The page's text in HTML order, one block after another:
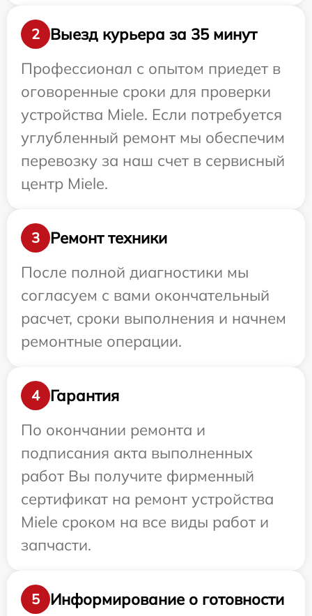
2
Выезд курьера за 35 минут
Профессионал с опытом приедет в
оговоренные сроки для проверки
устройства Miele. Если потребуется
углубленный ремонт мы обеспечим
перевозку за наш счет в сервисный
центр Miele.
3
Ремонт техники
После полной диагностики мы
согласуем с вами окончательный
расчет, сроки выполнения и начнем
ремонтные операции.
4
Гарантия
По окончании ремонта и
подписания акта выполненных
работ Вы получите фирменный
сертификат на ремонт устройства
Miele сроком на все виды работ и
запчасти.
5
Информирование о готовности